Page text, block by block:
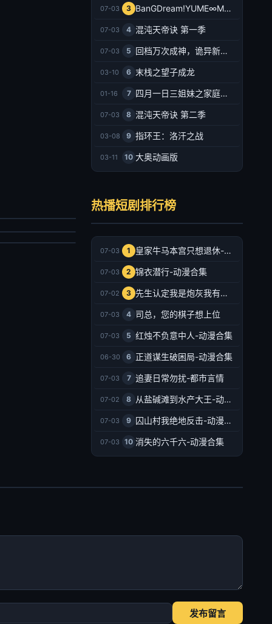
07-03 3 BanGDream!YUME∞MITA
07-03 4 混沌天帝诀 第一季
07-03 5 回档万次成神，诡异新娘追上门
03-10 6 末栈之望子成龙
01-16 7 四月一日三姐妹之家庭故事
07-03 8 混沌天帝诀 第二季
03-08 9 指环王：洛汗之战
03-11 10 大奥动画版
中国大陆
2026-07-03
中国大陆
热播短剧排行榜
07-03 1 皇家牛马本宫只想退休-动漫合集
07-03 2 锦衣潜行-动漫合集
07-02 3 先生认定我是炮灰我有十八皇兄撑腰-动漫合集
07-03 4 司总，您的棋子想上位
07-03 5 红烛不负意中人-动漫合集
06-30 6 正道谋生破困局-动漫合集
07-03 7 追妻日常勿扰-都市言情
07-02 8 从盐碱滩到水产大王-动漫合集
07-03 9 囚山村我绝地反击-动漫合集
07-03 10 消失的六千六-动漫合集
发布留言